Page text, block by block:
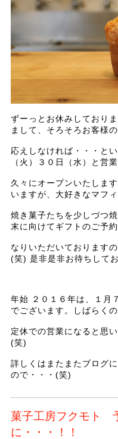
ずーっとお休みしており
まして、そろそろお客様
応えしなければ・・・と
（火）３０日（水）と営
久々にオープンいたしま
いますが、大好きなマフィ
焼き菓子たちを少しづつ
末に向けてギフトのご予
なりいただいております
(笑) 是非是非お待ちして
年始 ２０１６年は、１月
でございます。しばらく
定休での営業になると思
(笑)
詳しくはまたまたブログ
ので・・・(笑)
菓子工房フクモト
に・・・！！